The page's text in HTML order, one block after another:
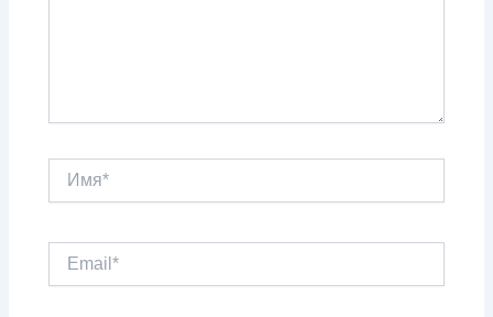
Имя*